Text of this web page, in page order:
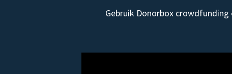
Gebruik Donorbox